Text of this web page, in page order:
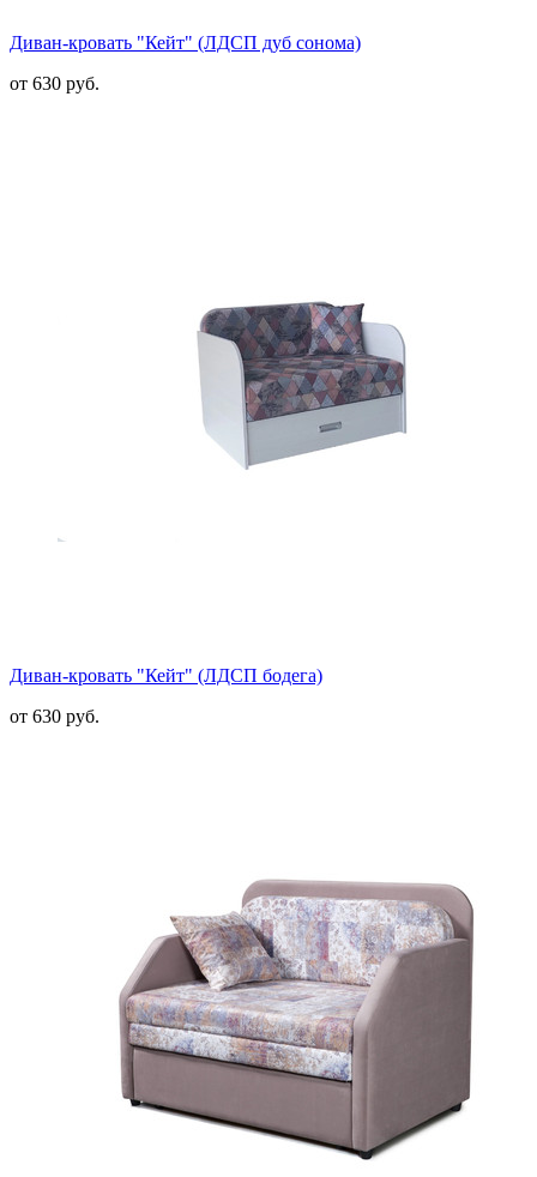
Диван-кровать "Кейт" (ЛДСП дуб сонома)
от 630 руб.
Диван-кровать "Кейт" (ЛДСП бодега)
от 630 руб.